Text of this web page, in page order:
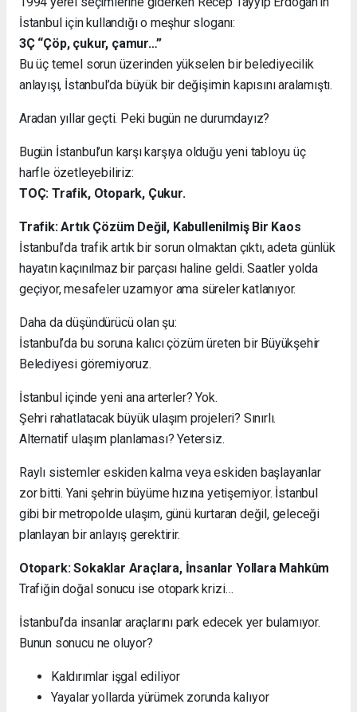
İstanbul için kullandığı o meşhur sloganı:
3Ç “Çöp, çukur, çamur…”
Bu üç temel sorun üzerinden yükselen bir belediyecilik
anlayışı, İstanbul’da büyük bir değişimin kapısını aralamıştı.
Aradan yıllar geçti. Peki bugün ne durumdayız?
Bugün İstanbul’un karşı karşıya olduğu yeni tabloyu üç
harfle özetleyebiliriz:
TOÇ: Trafik, Otopark, Çukur.
Trafik: Artık Çözüm Değil, Kabullenilmiş Bir Kaos
İstanbul’da trafik artık bir sorun olmaktan çıktı, adeta günlük
hayatın kaçınılmaz bir parçası haline geldi. Saatler yolda
geçiyor, mesafeler uzamıyor ama süreler katlanıyor.
Daha da düşündürücü olan şu:
İstanbul’da bu soruna kalıcı çözüm üreten bir Büyükşehir
Belediyesi göremiyoruz.
İstanbul içinde yeni ana arterler? Yok.
Şehri rahatlatacak büyük ulaşım projeleri? Sınırlı.
Alternatif ulaşım planlaması? Yetersiz.
Raylı sistemler eskiden kalma veya eskiden başlayanlar
zor bitti. Yani şehrin büyüme hızına yetişemiyor. İstanbul
gibi bir metropolde ulaşım, günü kurtaran değil, geleceği
planlayan bir anlayış gerektirir.
Otopark: Sokaklar Araçlara, İnsanlar Yollara Mahkûm
Trafiğin doğal sonucu ise otopark krizi…
İstanbul’da insanlar araçlarını park edecek yer bulamıyor.
Bunun sonucu ne oluyor?
Kaldırımlar işgal ediliyor
Yayalar yollarda yürümek zorunda kalıyor